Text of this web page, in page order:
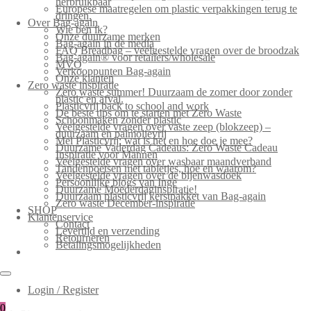
Europese maatregelen om plastic verpakkingen terug te
dringen.
Over Bag-again
Wie ben ik?
Onze duurzame merken
Bag-again in de media
FAQ Breadbag – veelgestelde vragen over de broodzak
Bag-again® voor retailers/wholesale
MVO
Verkooppunten Bag-again
Onze klanten
Zero waste inspiratie
Zero waste summer! Duurzaam de zomer door zonder
plastic en afval.
Plasticvrij back to school and work
De beste tips om te starten met Zero Waste
Schoonmaken zonder plastic
Veelgestelde vragen over vaste zeep (blokzeep) –
duurzaam en palmolievrij
Mei Plasticvrij: wat is het en hoe doe je mee?
Duurzame Vaderdag Cadeaus: Zero Waste Cadeau
Inspiratie voor Mannen
Veelgestelde vragen over wasbaar maandverband
Tandenpoetsen met tabletjes, hoe en waarom?
Veelgestelde vragen over de bijenwasdoek
Persoonlijke blogs van Inge
Duurzame Moederdaginspiratie!
Duurzaam plasticvrij kerstpakket van Bag-again
Zero waste December-inspiratie
SHOP
Klantenservice
Contact
Levertijd en verzending
Retourneren
Betalingsmogelijkheden
Login / Register
0